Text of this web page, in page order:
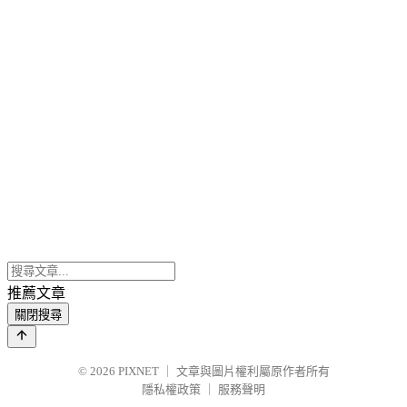
推薦文章
關閉搜尋
© 2026 PIXNET
文章與圖片權利屬原作者所有
隱私權政策
服務聲明